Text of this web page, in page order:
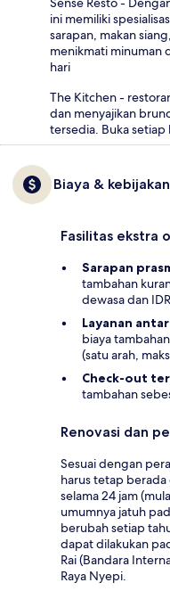
ini memiliki
sarapan, makan
menikmati minuman
hari
The Kitchen -
dan menyajikan
tersedia. Buka setiap
Biaya & kebijakan
Fasilitas ekstra
Sarapan
tambahan
dewasa dan
Layanan
biaya
(satu arah,
Check-out
tambahan
Renovasi dan
Sesuai dengan
harus tetap
selama 24 jam
umumnya jatuh
berubah setiap
dapat dilakukan
Rai (Bandara
Raya Nyepi.